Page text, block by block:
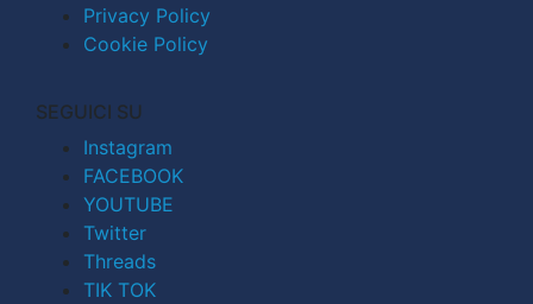
Privacy Policy
Cookie Policy
SEGUICI SU
Instagram
FACEBOOK
YOUTUBE
Twitter
Threads
TIK TOK